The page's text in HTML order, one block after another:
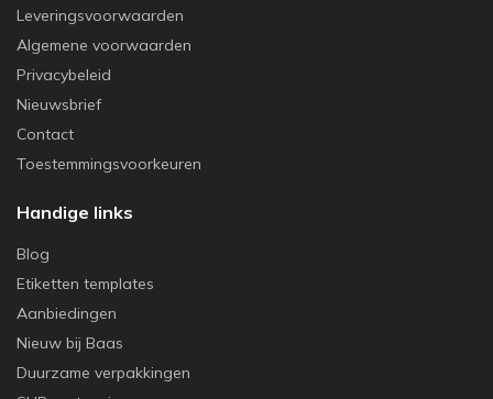
Leveringsvoorwaarden
Algemene voorwaarden
Privacybeleid
Nieuwsbrief
Contact
Toestemmingsvoorkeuren
Handige links
Blog
Etiketten templates
Aanbiedingen
Nieuw bij Baas
Duurzame verpakkingen